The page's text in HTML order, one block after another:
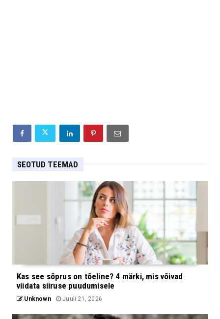
SEOTUD TEEMAD
Kas see sõprus on tõeline? 4 märki, mis võivad
viidata siiruse puudumisele
Unknown Juuli 21, 2026